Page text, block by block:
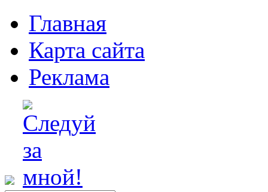
Главная
Карта сайта
Реклама